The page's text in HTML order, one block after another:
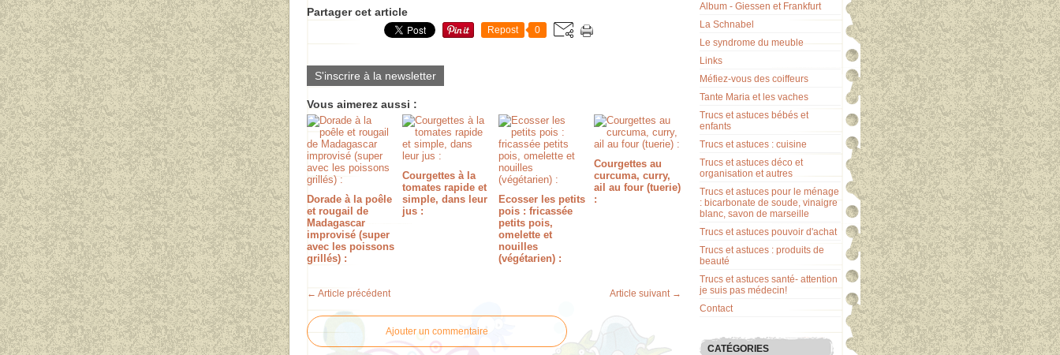
Partager cet article
Repost 0
S'inscrire à la newsletter
Vous aimerez aussi :
Dorade à la poêle
et rougail de
Madagascar
improvisé (super
avec les poissons
grillés) :
Courgettes à la
tomates rapide et
simple, dans leur
jus :
Ecosser les petits
pois : fricassée
petits pois,
omelette et
nouilles
(végétarien) :
Courgettes au
curcuma, curry,
ail au four (tuerie)
:
← Article précédent Article suivant →
Ajouter un commentaire
Album - Giessen et Frankfurt
La Schnabel
Le syndrome du meuble
Links
Méfiez-vous des coiffeurs
Tante Maria et les vaches
Trucs et astuces bébés et
enfants
Trucs et astuces : cuisine
Trucs et astuces déco et
organisation et autres
Trucs et astuces pour le ménage
: bicarbonate de soude, vinaigre
blanc, savon de marseille
Trucs et astuces pouvoir d'achat
Trucs et astuces : produits de
beauté
Trucs et astuces santé- attention
je suis pas médecin!
Contact
CATÉGORIES